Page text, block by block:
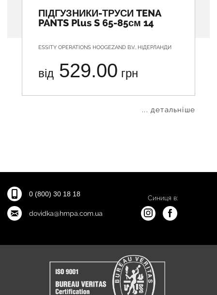
ПІДГУЗНИКИ-ТРУСИ TENA
PANTS Plus S 65-85см 14
ESSITY OPERATIONS HOOGEZAND B.V., НІДЕРЛАНДИ
від 529.00 грн
... детальніше
0 (800) 30 18 18
dovidka@hmpa.com.ua
Синиця в: